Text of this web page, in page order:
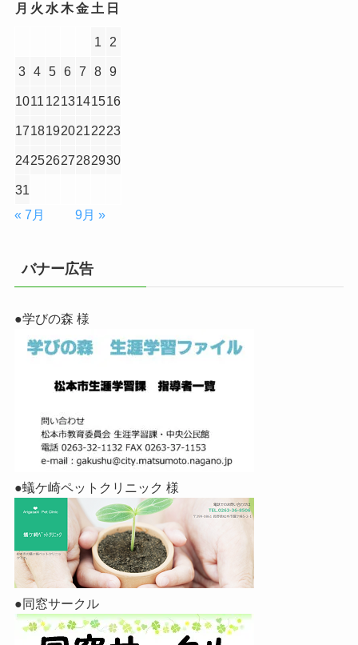
月 火 水木金 土 日
1 2
3 4 5 6 7 8 9
1011 1213141516
17181920212223
24252627282930
31
« 7月
9月 »
バナー広告
●学びの森 様
●蟻ケ崎ペットクリニック 様
●同窓サークル